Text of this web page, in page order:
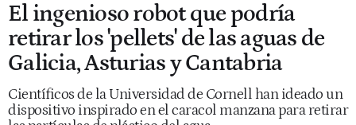
El ingenioso robot que podría
retirar los 'pellets' de las aguas de
Galicia, Asturias y Cantabria
Científicos de la Universidad de Cornell han ideado un
dispositivo inspirado en el caracol manzana para retirar